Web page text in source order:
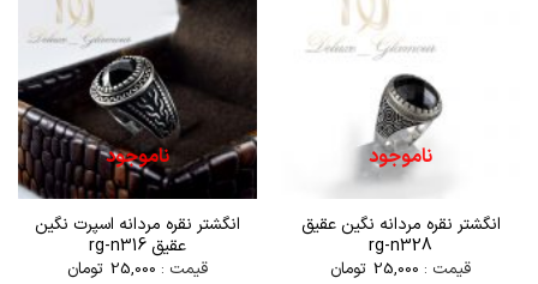
ناموجود
انگشتر نقره مردانه نگين عقيق
rg-n328
قیمت : 25,000 تومان
ناموجود
انگشتر نقره مردانه اسپرت نگين
عقيق rg-n316
قیمت : 25,000 تومان